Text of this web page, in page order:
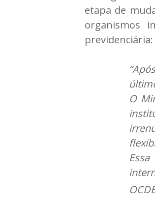
etapa de
organismos
previdenciária:
O